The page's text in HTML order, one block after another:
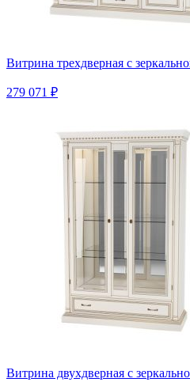
Витрина трехдверная с
279 071 ₽
Витрина двухдверная с